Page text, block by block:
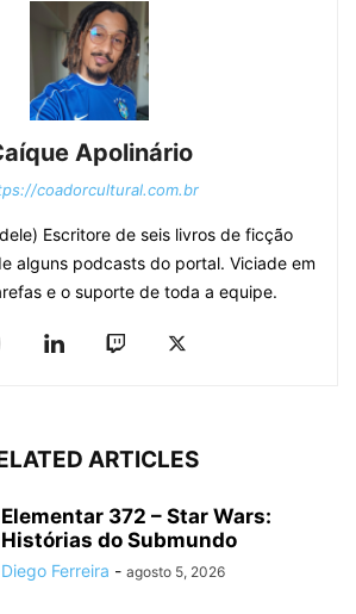
Apolinário
coadorcultural.com.br
Escritore de seis livros de ficção
alguns podcasts do portal. Viciade em
e o suporte de toda a equipe.
ARTICLES
Elementar 372 – Star Wars:
Histórias do Submundo
Diego Ferreira - agosto 5, 2026